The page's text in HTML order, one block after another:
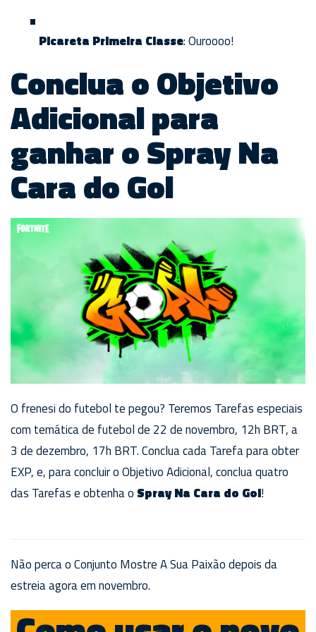
Picareta Primeira Classe: Ouroooo!
Conclua o Objetivo
Adicional para
ganhar o Spray Na
Cara do Gol
O frenesi do futebol te pegou? Teremos Tarefas especiais
com temática de futebol de 22 de novembro, 12h BRT, a
3 de dezembro, 17h BRT. Conclua cada Tarefa para obter
EXP, e, para concluir o Objetivo Adicional, conclua quatro
das Tarefas e obtenha o Spray Na Cara do Gol!
Não perca o Conjunto Mostre A Sua Paixão depois da
estreia agora em novembro.